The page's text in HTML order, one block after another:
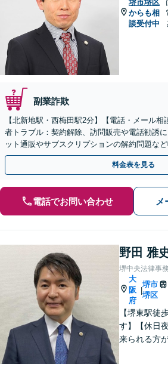
堺市堺区
からも相
談受付中
副業詐欺
【北新地駅・西梅田駅2分】【電話・メール
者トラブル：契約解除、訪問販売や電話勧誘
ット通販やサブスクリプションの解約問題な
度ご相談ください【休日・夜間相談可】
料金表を見る
電話でお問い合わせ メ
野田 雅
堺中央法律事
大
阪
府
|
堺市
堺区
【堺東駅徒
す】【休日
来られる方